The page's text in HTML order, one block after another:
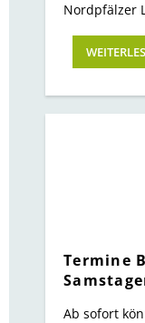
Nordpfälzer
Termine
Ab sofort